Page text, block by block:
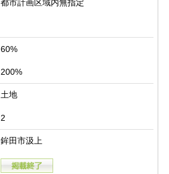
都市計画区域内無指定
60%
200%
土地
2
鉾田市汲上